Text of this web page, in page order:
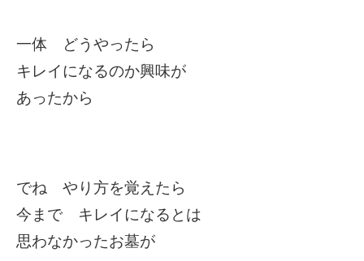
一体 どうやったら
キレイになるのか興味が
あったから
でね やり方を覚えたら
今まで キレイになるとは
思わなかったお墓が